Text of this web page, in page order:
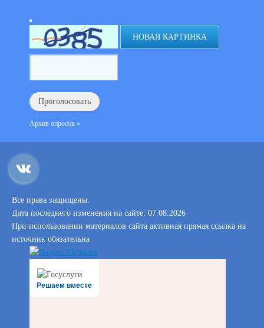
НОВАЯ КАРТИНКА
Архив опросов »
Все права защищены.
Дата последнего изменения на сайте: 07.08.2026
При использовании материалов сайта активная прямая ссылка на
источник обязательна
Решаем вместе